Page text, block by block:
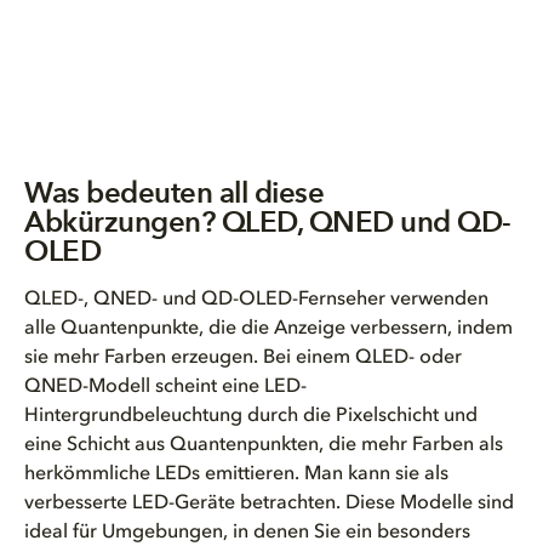
Was bedeuten all diese
Abkürzungen? QLED, QNED und QD-
OLED
QLED-, QNED- und QD-OLED-Fernseher verwenden
alle Quantenpunkte, die die Anzeige verbessern, indem
sie mehr Farben erzeugen. Bei einem QLED- oder
QNED-Modell scheint eine LED-
Hintergrundbeleuchtung durch die Pixelschicht und
eine Schicht aus Quantenpunkten, die mehr Farben als
herkömmliche LEDs emittieren. Man kann sie als
verbesserte LED-Geräte betrachten. Diese Modelle sind
ideal für Umgebungen, in denen Sie ein besonders